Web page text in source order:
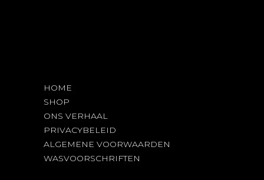
HOME
SHOP
ONS VERHAAL
PRIVACYBELEID
ALGEMENE VOORWAARDEN
WASVOORSCHRIFTEN